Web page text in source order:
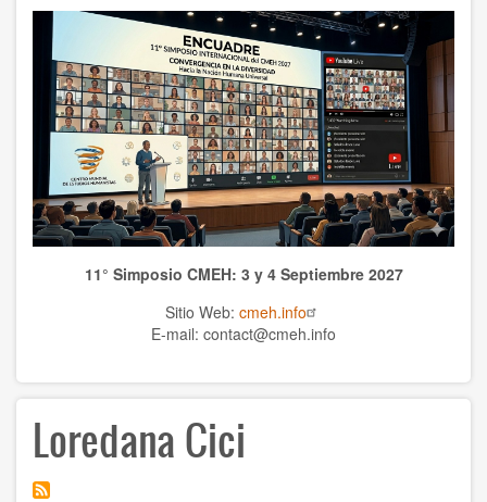
WCHS
TEMAS
Anthrolopogy
Natural sciences
Sciences
Culture11° Simposio CMEH: 3 y 4 Septiembre 2027
Sitio Web: cmeh.info
E-mail: contact@cmeh.info
Loredana Cici